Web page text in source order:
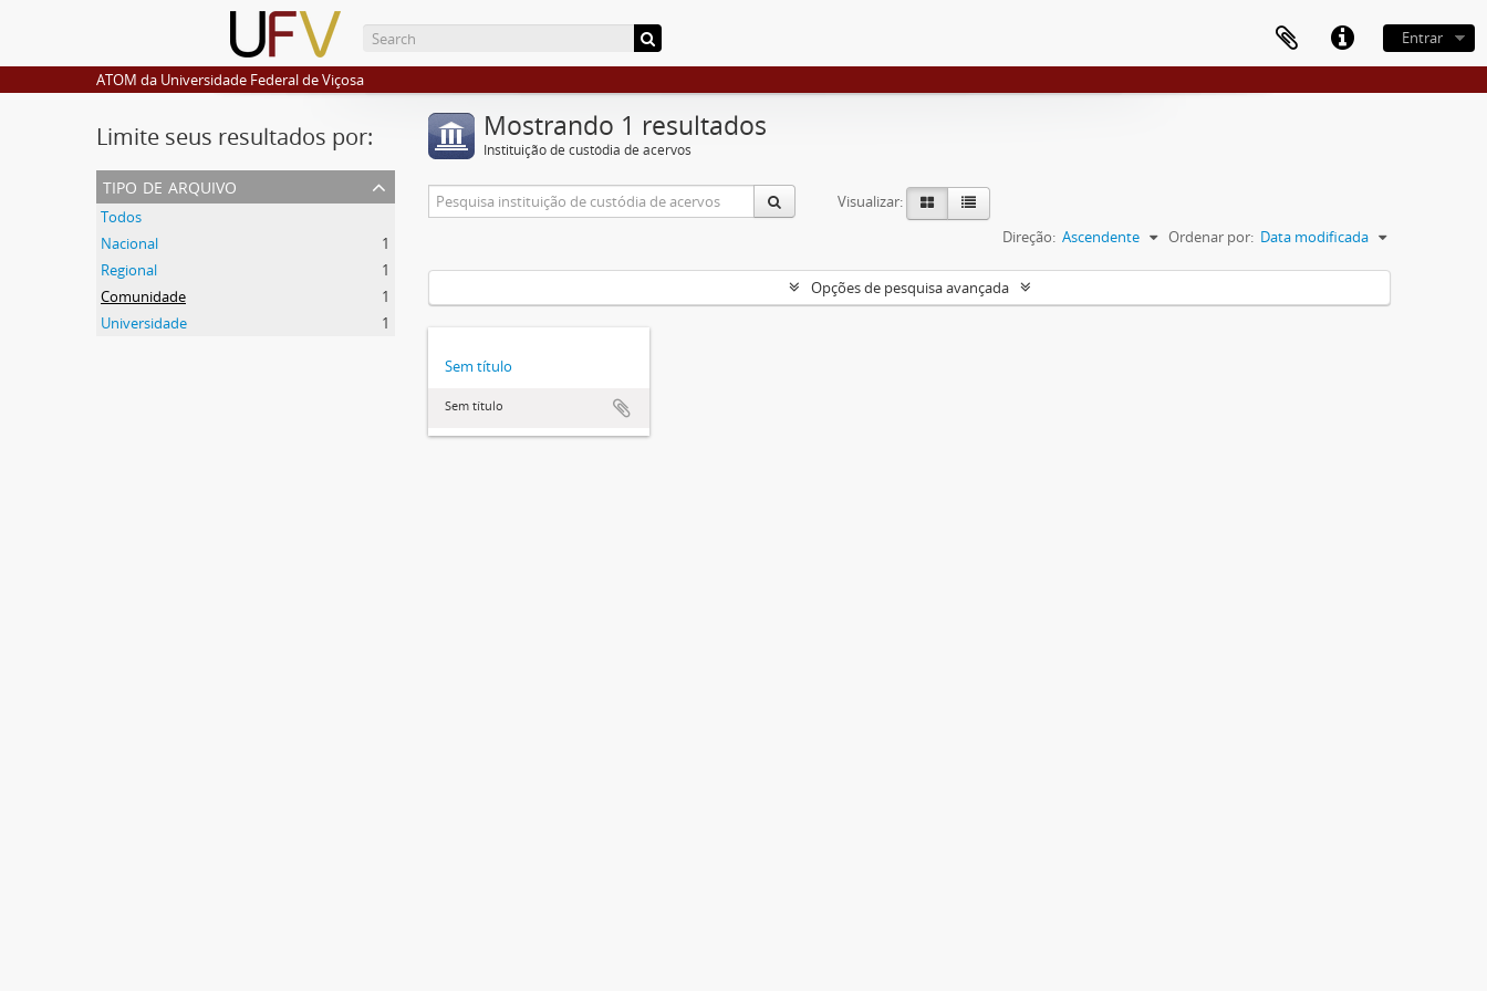
Entrar
ATOM da Universidade Federal de Viçosa
Limite seus resultados por:
tipo de arquivo
Todos
Nacional
1
Regional
1
Comunidade
1
Universidade
1
Mostrando 1 resultados
Instituição de custódia de acervos
Visualizar:
Ordenar por: Data modificada
Direção: Ascendente
Opções de pesquisa avançada
Sem título
Sem título